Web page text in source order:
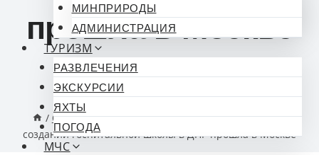
МИНПРИРОДЫ
АДМИНИСТРАЦИЯ
ТУРИЗМ
РАЗВЛЕЧЕНИЯ
ЭКСКУРСИИ
ЯХТЫ
ПОГОДА
МЧС
прошла в Москве
опубликован
/ Образование / Стажировка для специалистов в
создании госпитальной школы в ДНР прошла в Москве